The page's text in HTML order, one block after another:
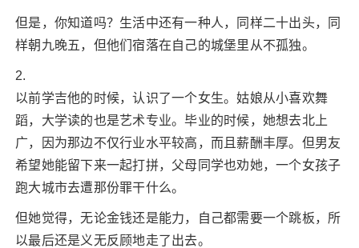
但是，你知道吗？生活中还有一种人，同样二十出头，同
样朝九晚五，但他们宿落在自己的城堡里从不孤独。
2.
以前学吉他的时候，认识了一个女生。姑娘从小喜欢舞
蹈，大学读的也是艺术专业。毕业的时候，她想去北上
广，因为那边不仅行业水平较高，而且薪酬丰厚。但男友
希望她能留下来一起打拼，父母同学也劝她，一个女孩子
跑大城市去遭那份罪干什么。
但她觉得，无论金钱还是能力，自己都需要一个跳板，所
以最后还是义无反顾地走了出去。